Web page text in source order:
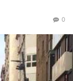
0